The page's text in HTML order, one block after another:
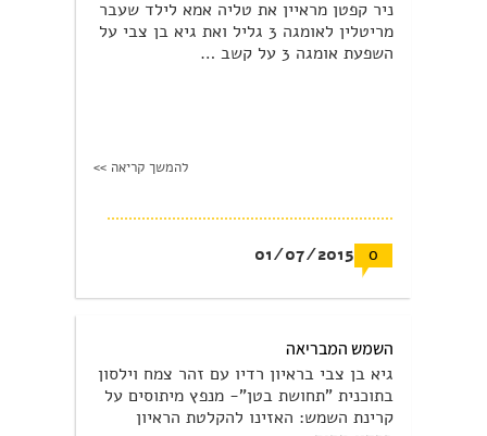
ניר קפטן מראיין את טליה אמא לילד שעבר
מריטלין לאומגה 3 גליל ואת גיא בן צבי על
השפעת אומגה 3 על קשב …
להמשך קריאה >>
0
01/07/2015
השמש המבריאה
גיא בן צבי בראיון רדיו עם זהר צמח וילסון
בתוכנית "תחושת בטן"- מנפץ מיתוסים על
קרינת השמש: האזינו להקלטת הראיון